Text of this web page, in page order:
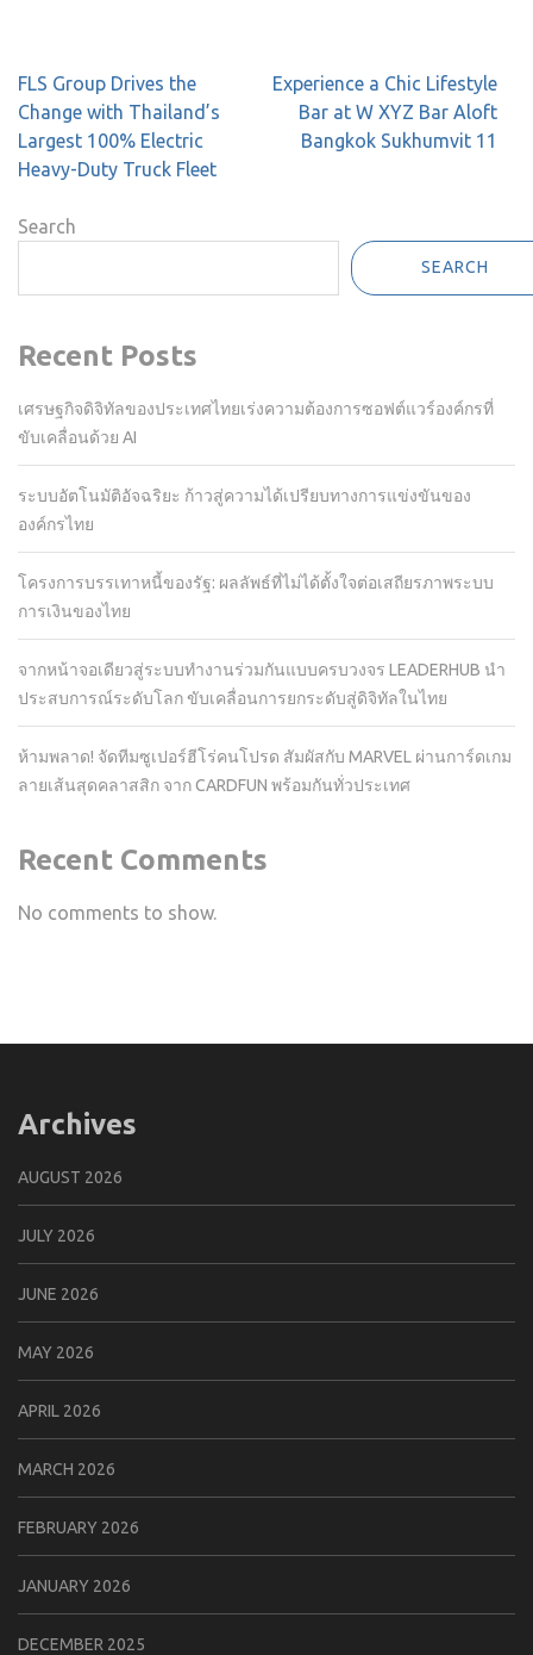
Post
navigation
FLS Group Drives the
Change with Thailand’s
Largest 100% Electric
Heavy-Duty Truck Fleet
Experience a Chic Lifestyle
Bar at W XYZ Bar Aloft
Bangkok Sukhumvit 11
Search
SEARCH
Recent Posts
เศรษฐกิจดิจิทัลของประเทศไทยเร่งความต้องการซอฟต์แวร์องค์กรที่
ขับเคลื่อนด้วย AI
ระบบอัตโนมัติอัจฉริยะ ก้าวสู่ความได้เปรียบทางการแข่งขันของ
องค์กรไทย
โครงการบรรเทาหนี้ของรัฐ: ผลลัพธ์ที่ไม่ได้ตั้งใจต่อเสถียรภาพระบบ
การเงินของไทย
จากหน้าจอเดียวสู่ระบบทำงานร่วมกันแบบครบวงจร LEADERHUB นำ
ประสบการณ์ระดับโลก ขับเคลื่อนการยกระดับสู่ดิจิทัลในไทย
ห้ามพลาด! จัดทีมซูเปอร์ฮีโร่คนโปรด สัมผัสกับ MARVEL ผ่านการ์ดเกม
ลายเส้นสุดคลาสสิก จาก CARDFUN พร้อมกันทั่วประเทศ
Recent Comments
No comments to show.
Archives
AUGUST 2026
JULY 2026
JUNE 2026
MAY 2026
APRIL 2026
MARCH 2026
FEBRUARY 2026
JANUARY 2026
DECEMBER 2025